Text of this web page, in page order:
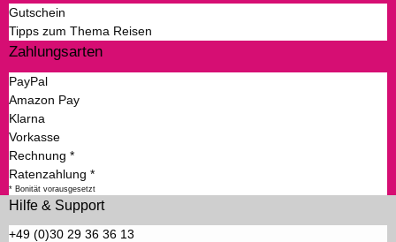
Gutschein
Tipps zum Thema Reisen
Zahlungsarten
PayPal
Amazon Pay
Klarna
Vorkasse
Rechnung *
Ratenzahlung *
* Bonität vorausgesetzt
Hilfe & Support
+49 (0)30 29 36 36 13